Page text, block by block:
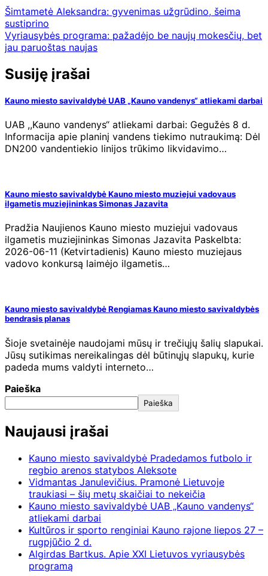
Šimtametė Aleksandra: gyvenimas užgrūdino, šeima
sustiprino
Vyriausybės programa: pažadėjo be naujų mokesčių, bet
jau paruoštas naujas
Susiję įrašai
Kauno miesto savivaldybė UAB „Kauno vandenys“ atliekami darbai
UAB ,,Kauno vandenys“ atliekami darbai: Gegužės 8 d.
Informacija apie planinį vandens tiekimo nutraukimą: Dėl
DN200 vandentiekio linijos trūkimo likvidavimo…
Kauno miesto savivaldybė Kauno miesto muziejui vadovaus
ilgametis muziejininkas Simonas Jazavita
Pradžia Naujienos Kauno miesto muziejui vadovaus
ilgametis muziejininkas Simonas Jazavita Paskelbta:
2026-06-11 (Ketvirtadienis) Kauno miesto muziejaus
vadovo konkursą laimėjo ilgametis…
Kauno miesto savivaldybė Rengiamas Kauno miesto savivaldybės
bendrasis planas
Šioje svetainėje naudojami mūsų ir trečiųjų šalių slapukai.
Jūsų sutikimas nereikalingas dėl būtinųjų slapukų, kurie
padeda mums valdyti interneto…
Paieška
Paieška
Naujausi įrašai
Kauno miesto savivaldybė Pradedamos futbolo ir
regbio arenos statybos Aleksote
Vidmantas Janulevičius. Pramonė Lietuvoje
traukiasi – šių metų skaičiai to nekeičia
Kauno miesto savivaldybė UAB „Kauno vandenys“
atliekami darbai
Kultūros ir sporto renginiai Kauno rajone liepos 27 –
rugpjūčio 2 d.
Algirdas Bartkus. Apie XXI Lietuvos vyriausybės
programą